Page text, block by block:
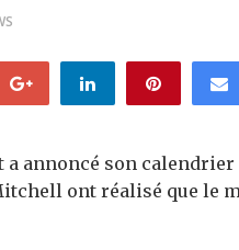
a annoncé son
ont réalisé que le